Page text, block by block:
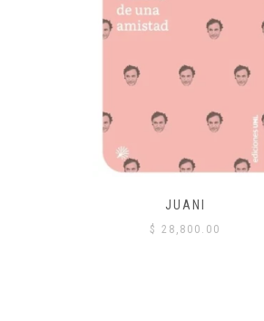
JUANI
$ 28,800.00